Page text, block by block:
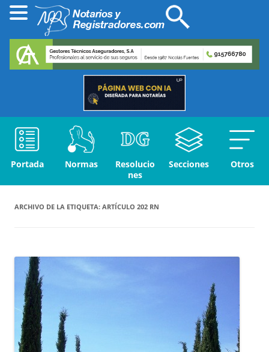
Portada Normas
Resolucio
nes
Secciones Otros
ARCHIVO DE LA ETIQUETA: ARTÍCULO 202 RN